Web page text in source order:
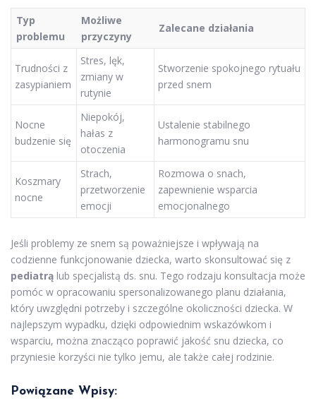
Typ
problemu
Możliwe
przyczyny
Zalecane działania
Trudności z
zasypianiem
Stres, lęk,
zmiany w
rutynie
Stworzenie spokojnego rytuału
przed snem
Nocne
budzenie się
Niepokój,
hałas z
otoczenia
Ustalenie stabilnego
harmonogramu snu
Koszmary
nocne
Strach,
przetworzenie
emocji
Rozmowa o snach,
zapewnienie wsparcia
emocjonalnego
Jeśli problemy ze snem są poważniejsze i wpływają na
codzienne funkcjonowanie dziecka, warto skonsultować się z
pediatrą lub specjalistą ds. snu. Tego rodzaju konsultacja może
pomóc w opracowaniu spersonalizowanego planu działania,
który uwzględni potrzeby i szczególne okoliczności dziecka. W
najlepszym wypadku, dzięki odpowiednim wskazówkom i
wsparciu, można znacząco poprawić jakość snu dziecka, co
przyniesie korzyści nie tylko jemu, ale także całej rodzinie.
Powiązane Wpisy: